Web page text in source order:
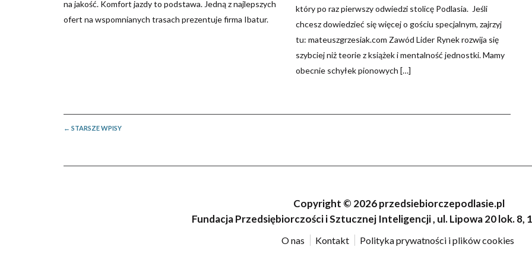
na jakość. Komfort jazdy to podstawa. Jedną z najlepszych
ofert na wspomnianych trasach prezentuje firma Ibatur.
który po raz pierwszy odwiedzi stolicę Podlasia. Jeśli
chcesz dowiedzieć się więcej o gościu specjalnym, zajrzyj
tu: mateuszgrzesiak.com Zawód Lider Rynek rozwija się
szybciej niż teorie z książek i mentalność jednostki. Mamy
obecnie schyłek pionowych […]
POSTS
← STARSZE WPISY
Copyright © 2026 przedsiebiorczepodlasie.pl
Fundacja Przedsiębiorczości i Sztucznej Inteligencji , ul. Lipowa 20 lok. 8,
O nas Kontakt Polityka prywatności i plików cookies